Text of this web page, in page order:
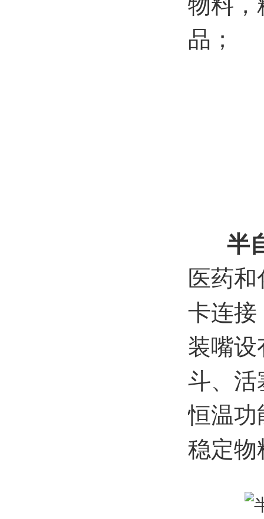
品；
半
医药
卡连接
装嘴设
斗、活
恒温功
稳定物